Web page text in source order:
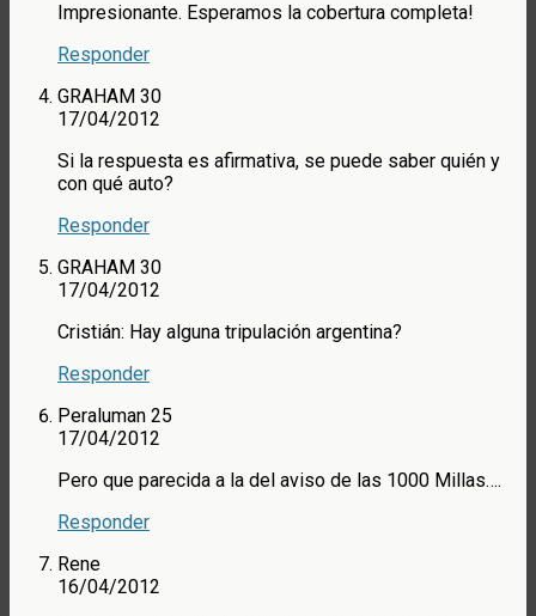
Impresionante. Esperamos la cobertura completa!
Responder
GRAHAM 30
17/04/2012
Si la respuesta es afirmativa, se puede saber quién y
con qué auto?
Responder
GRAHAM 30
17/04/2012
Cristián: Hay alguna tripulación argentina?
Responder
Peraluman 25
17/04/2012
Pero que parecida a la del aviso de las 1000 Millas….
Responder
Rene
16/04/2012